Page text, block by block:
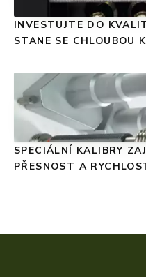
INVESTUJTE DO
STANE SE CHLOUBOU
SPECIÁLNÍ KALIBRY
PŘESNOST A